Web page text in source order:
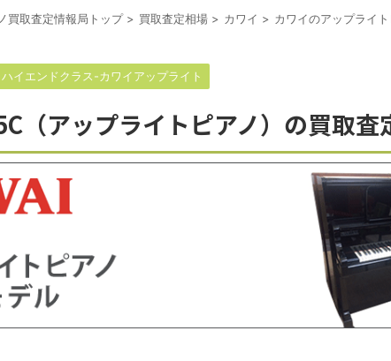
買取査定情報局トップ> 買取査定相場 > カワイ > カワイのアップライ
ハイエンドクラス-カワイアップライト
（アップライトピアノ）の買取査